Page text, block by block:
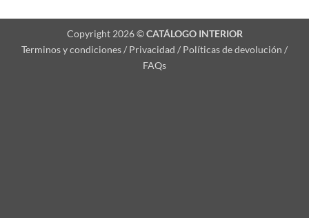
Copyright 2026 ©CATÁLOGO INTERIOR
Terminos y condiciones / Privacidad / Políticas de devolución /
FAQs